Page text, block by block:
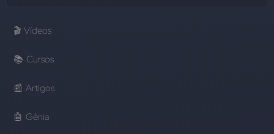
🎬 Vídeos
📚 Cursos
📰 Artigos
🤖 Gênia